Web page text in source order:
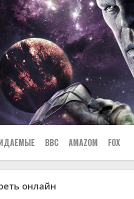
BBC AMAZOM FOX
онлайн